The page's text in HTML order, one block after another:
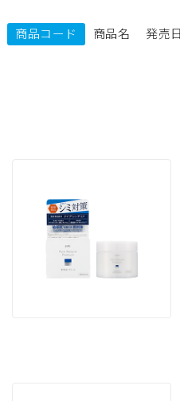
商品コード 商品名 発売日